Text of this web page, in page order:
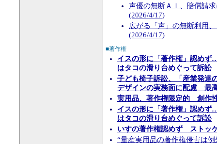
声優の無断ＡＩ、賠償請
(2026/4/17)
広がる「声」の無断利用
(2026/4/17)
■著作権
イスの形に「著作権」認め
はタコの滑り台めぐって訴訟
子ども椅子訴訟、「産業発達
デザインの実務面に配慮 最
実用品、著作権限定的 創作
イスの形に「著作権」認め
はタコの滑り台めぐって訴訟
いすの著作権認めず ストッ
“量産実用品の著作権侵害は